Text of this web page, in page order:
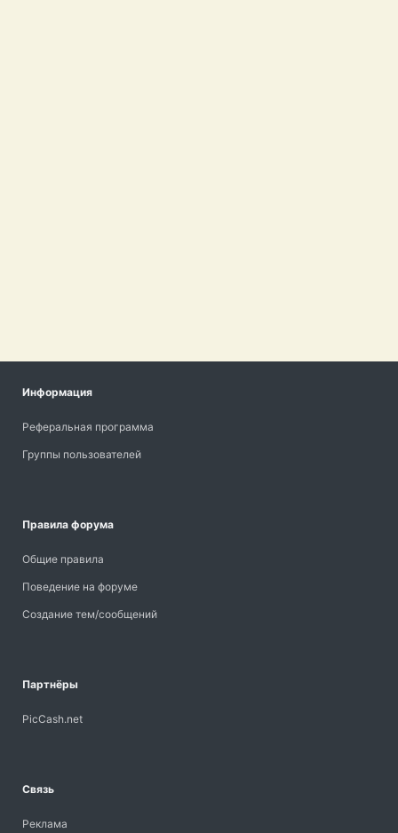
Информация
Реферальная программа
Группы пользователей
Правила форума
Общие правила
Поведение на форуме
Создание тем/сообщений
Партнёры
PicCash.net
Связь
Реклама